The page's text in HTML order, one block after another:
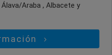
Araba , Albacete y